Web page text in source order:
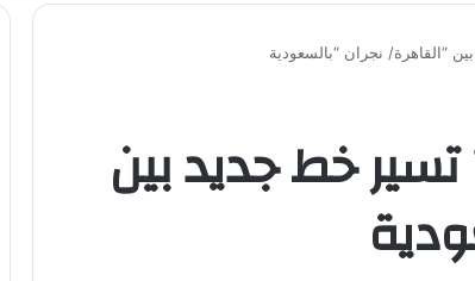
“القاهرة/ نجران “بالسعودية
تسير خط جديد بين